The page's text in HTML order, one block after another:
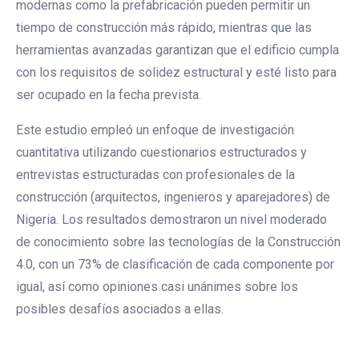
modernas como la prefabricación pueden permitir un
tiempo de construcción más rápido, mientras que las
herramientas avanzadas garantizan que el edificio cumpla
con los requisitos de solidez estructural y esté listo para
ser ocupado en la fecha prevista.
Este estudio empleó un enfoque de investigación
cuantitativa utilizando cuestionarios estructurados y
entrevistas estructuradas con profesionales de la
construcción (arquitectos, ingenieros y aparejadores) de
Nigeria. Los resultados demostraron un nivel moderado
de conocimiento sobre las tecnologías de la Construcción
4.0, con un 73% de clasificación de cada componente por
igual, así como opiniones casi unánimes sobre los
posibles desafíos asociados a ellas.